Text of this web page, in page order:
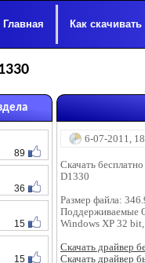
Главная Как скачивать
89
36
15
15
6-07-2011,
Скачать
D1330
Размер файла:
Поддерживаемые
Windows XP 32
Скачать драйвер
Скачать драйвер